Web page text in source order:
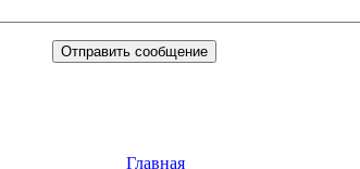
Главная